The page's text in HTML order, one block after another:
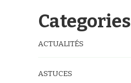
Categories
ACTUALITÉS
ASTUCES